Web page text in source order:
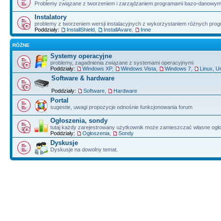
Problemy związane z tworzeniem i zarządzaniem programami bazo-
Instalatory
problemy z tworzeniem wersji instalacyjnych z wykorzystaniem różnych
Poddziały:
InstallShield InstallAvare Inne
RÓŻNE
Systemy operacyjne
problemy, zagadnienia związane z systemami operacyjnymi
Poddziały:
Windows XP, Windows Vista Windows 7 Linux,
Software & hardware
Poddziały: Software Hardware
Portal
sugestie, uwagi propozycje odnośnie funkcjonowania forum
Ogłoszenia, sondy
tutaj każdy zarejestrowany użytkownik może zamieszczać własne
Poddziały:
Ogłoszenia Sondy
Dyskusje
Dyskusje na dowolny temat.